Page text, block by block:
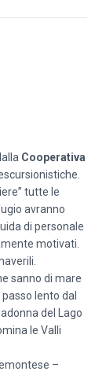
Cooperativa
tutte le
avranno
di personale
motivati.
sanno di mare
lento dal
del Lago
le Valli
–